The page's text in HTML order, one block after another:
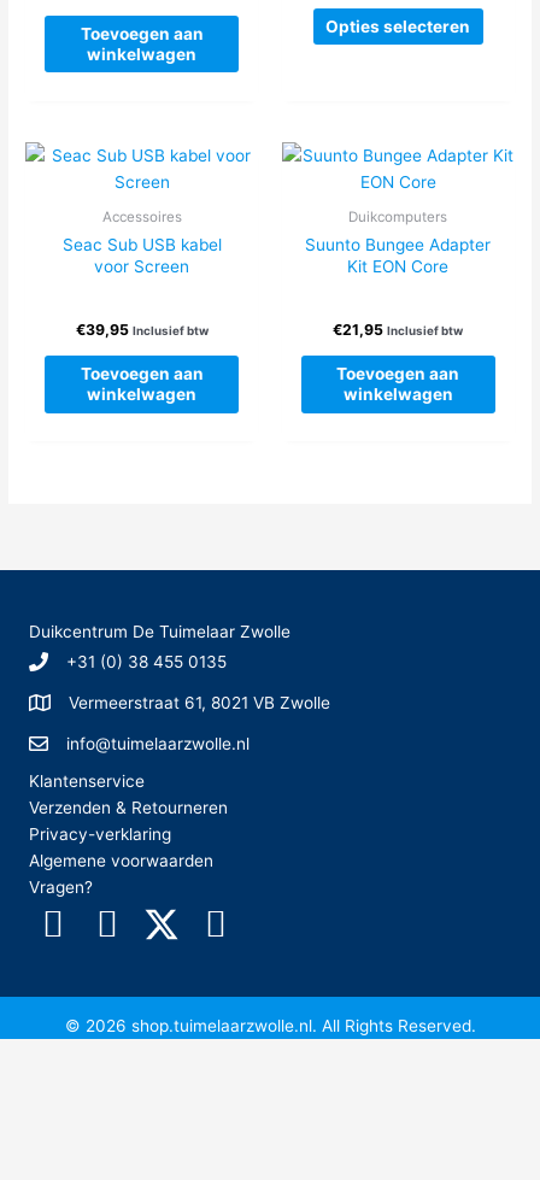
Toevoegen aan
winkelwagen
€289,00.€279,00.
Opties selecteren
Dit
Deze
worden
Accessoires
Seac Sub USB kabel
voor Screen
€39,95 Inclusief btw
Toevoegen aan
winkelwagen
Duikcomputers
Suunto Bungee Adapter
Kit EON Core
€21,95 Inclusief btw
Toevoegen aan
winkelwagen
Duikcentrum De Tuimelaar Zwolle
+31 (0) 38 455 0135
Vermeerstraat 61, 8021 VB Zwolle
info@tuimelaarzwolle.nl
Klantenservice
Verzenden & Retourneren
Privacy-verklaring
Algemene voorwaarden
Vragen?
© 2026 shop.tuimelaarzwolle.nl. All Rights Reserved.